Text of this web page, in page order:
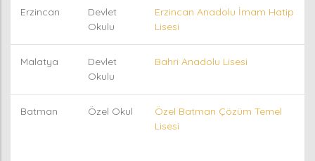
Erzincan
Devlet
Okulu
Erzincan Anadolu İmam Hatip
Lisesi
Malatya
Devlet
Okulu
Bahri Anadolu Lisesi
Batman Özel Okul
Özel Batman Çözüm Temel
Lisesi